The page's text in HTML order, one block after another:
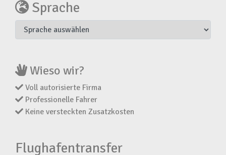
Sprache
Wieso wir?
Voll autorisierte Firma
Professionelle Fahrer
Keine versteckten Zusatzkosten
Flughafentransfer